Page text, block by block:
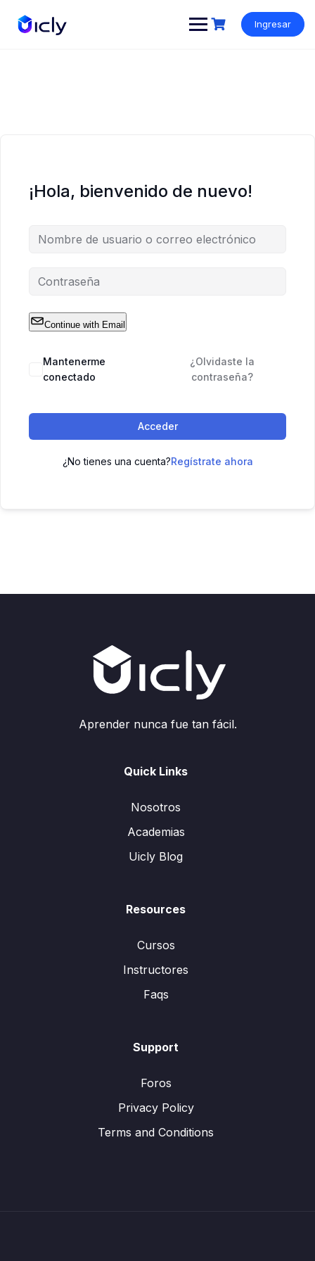
Ingresar
¡Hola, bienvenido de nuevo!
Continue with Email
Mantenerme
conectado
¿Olvidaste la
contraseña?
Acceder
¿No tienes una cuenta?Regístrate ahora
Aprender nunca fue tan fácil.
Quick Links
Nosotros
Academias
Uicly Blog
Resources
Cursos
Instructores
Faqs
Support
Foros
Privacy Policy
Terms and Conditions